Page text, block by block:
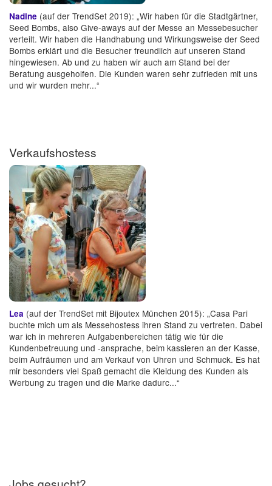
Nadine (auf der TrendSet 2019): „Wir haben für die Stadtgärtner,
Seed Bombs, also Give-aways auf der Messe an Messebesucher
verteilt. Wir haben die Handhabung und Wirkungsweise der Seed
Bombs erklärt und die Besucher freundlich auf unseren Stand
hingewiesen. Ab und zu haben wir auch am Stand bei der
Beratung ausgeholfen. Die Kunden waren sehr zufrieden mit uns
und wir wurden mehr...“
Verkaufshostess
Lea (auf der TrendSet mit Bijoutex München 2015): „Casa Pari
buchte mich um als Messehostess ihren Stand zu vertreten. Dabei
war ich in mehreren Aufgabenbereichen tätig wie für die
Kundenbetreuung und -ansprache, beim kassieren an der Kasse,
beim Aufräumen und am Verkauf von Uhren und Schmuck. Es hat
mir besonders viel Spaß gemacht die Kleidung des Kunden als
Werbung zu tragen und die Marke dadurc...“